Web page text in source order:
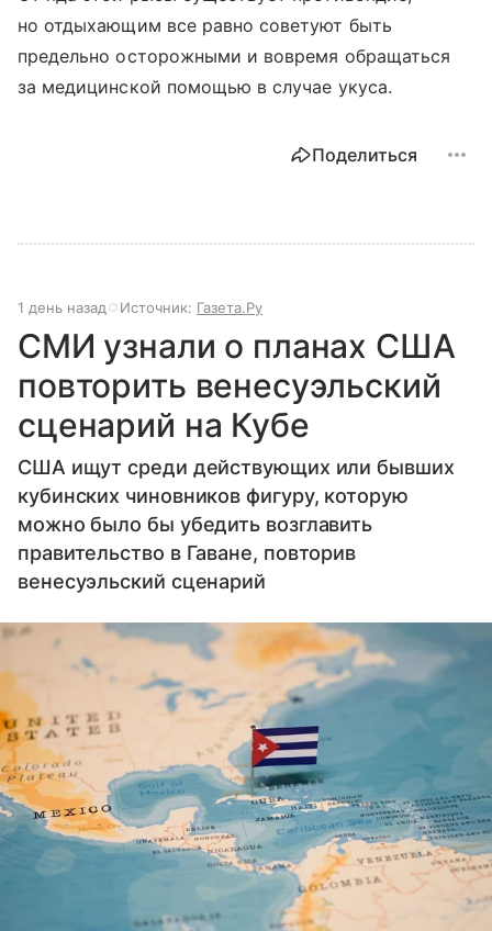
но отдыхающим все равно советуют быть
предельно осторожными и вовремя обращаться
за медицинской помощью в случае укуса.
Поделиться
1 день назад Источник: Газета.Ру
СМИ узнали о планах США
повторить венесуэльский
сценарий на Кубе
США ищут среди действующих или бывших
кубинских чиновников фигуру, которую
можно было бы убедить возглавить
правительство в Гаване, повторив
венесуэльский сценарий